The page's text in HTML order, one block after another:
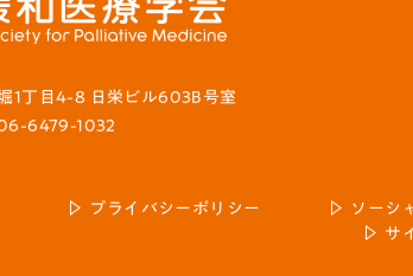
1丁目4-8 日栄ビル603B号室
6479-1032
プライバシーポリシー ソーシ
サ